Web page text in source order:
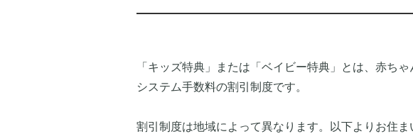
「キッズ特典」または「ベイビー特典」とは、赤ち
システム手数料の割引制度です。
割引制度は地域によって異なります。以下よりお住ま